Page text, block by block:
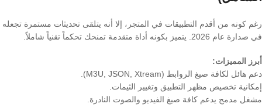
رغم كونه من أقدم التطبيقات في المتجر، إلا أنه يتلقى تحديثات مستمرة تجعله
في صدارة عام 2026. يتميز بكونه أداة متقدمة تمنحك تحكماً تقنياً شاملاً.
أبرز المميزات:
دعم هائل لكافة صيغ الروابط (M3U, JSON, Xtream).
إمكانية تخصيص مظهر التطبيق وتغيير الثيمات.
مشغل مدمج يدعم كافة صيغ الفيديو والصوت النادرة.